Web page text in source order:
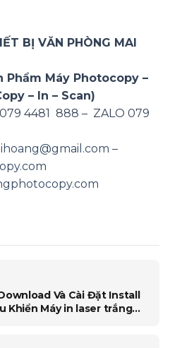
BỊ VĂN PHÒNG MAI
Phẩm Máy Photocopy –
– In – Scan)
4481 888 – ZALO 079
–
Và Cài Đặt Install
Khiển Máy in laser trắng